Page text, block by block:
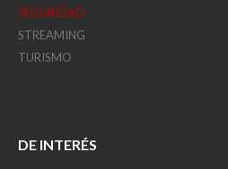
SEGURIDAD
STREAMING
TURISMO
DE INTERÉS